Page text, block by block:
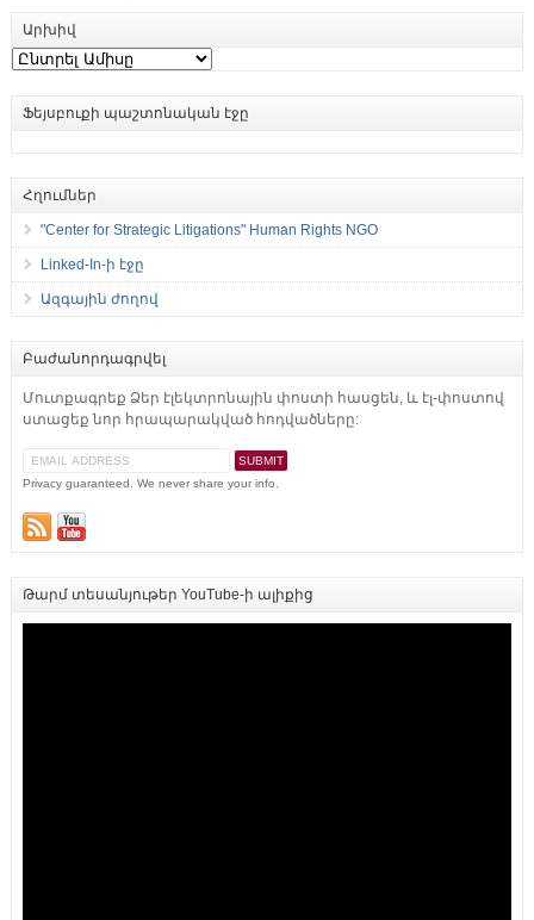
Արխիվ
Արխիվ
Ֆեյսբուքի պաշտոնական էջը
Հղումներ
"Center for Strategic Litigations" Human Rights NGO
Linked-In-ի էջը
Ազգային ժողով
Բաժանորդագրվել
Մուտքագրեք Ձեր էլեկտրոնային փոստի հասցեն, և էլ-փոստով
ստացեք նոր հրապարակված հոդվածները:
Privacy guaranteed. We never share your info.
Թարմ տեսանյութեր YouTube-ի ալիքից